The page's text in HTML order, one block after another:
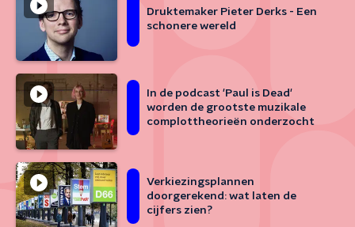
Druktemaker Pieter Derks - Een
schonere wereld
In de podcast 'Paul is Dead'
worden de grootste muzikale
complottheorieën onderzocht
Verkiezingsplannen
doorgerekend: wat laten de
cijfers zien?